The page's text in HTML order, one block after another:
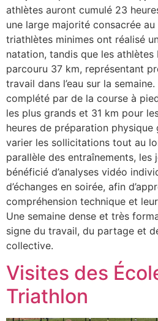
athlètes auront cumulé 23
une large majorité consacrée
triathlètes minimes ont réalisé
natation, tandis que les athlètes
parcouru 37 km, représentant
travail dans l’eau sur la
complété par de la course à
les plus grands et 31 km pour
heures de préparation
varier les sollicitations tout au
parallèle des entraînements, les
bénéficié d’analyses vidéo
d’échanges en soirée, afin
compréhension technique et
Une semaine dense et très
signe du travail, du partage et
collective.
Visites des
Triathlon